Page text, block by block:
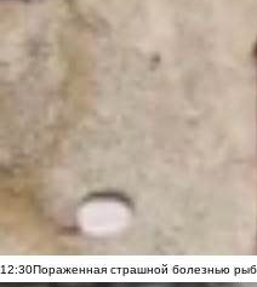
12:30Пораженная страшной болезнью